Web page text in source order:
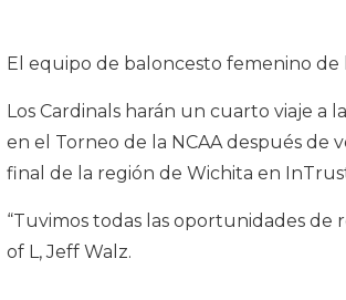
El equipo de baloncesto femenino de
Los Cardinals harán un cuarto viaje
en el Torneo de la NCAA después de
final de la región de Wichita en
“Tuvimos todas las oportunidades de
of L, Jeff Walz.